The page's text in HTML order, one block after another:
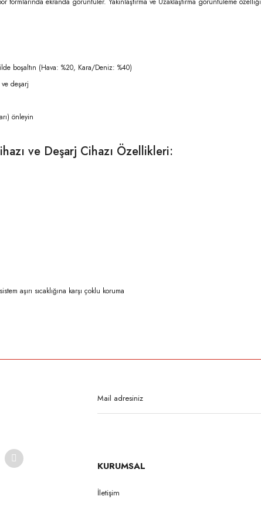
boşaltın (Hava: %20, Kara/Deniz: %40)
deşarj
önleyin
ve Deşarj Cihazı Özellikleri:
aşırı sıcaklığına karşı çoklu koruma
KURUMSAL
İletişim